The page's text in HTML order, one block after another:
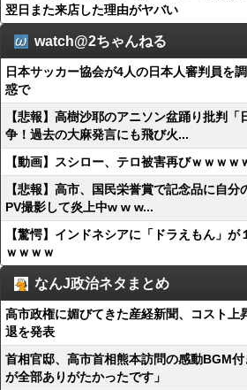
翌日また来店した理由がヤバい
watch@2ちゃんねる
日本サッカー協会が4人の日本人審判員を
惑で
【悲報】高樹沙耶のアニソン盆踊り批判
争！過去の大麻発言にも飛び火...
【動画】スシロー、テロ被害再びｗｗｗｗ
【悲報】高市、国民栄誉賞で記念品に自
PV撮影して炎上中w w w...
【驚愕】インドネシアに「ドラえもん」
ｗｗｗｗ
なんJ政治ネタまとめ
高市政権に媚びてきた産経新聞、コスト上
退を発表
首相官邸、高市首相熊本訪問の感動BGM
が全部ありがたかったです」